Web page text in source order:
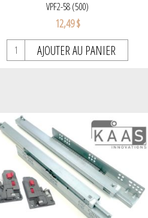
VPF2-58 (500)
12,49 $
AJOUTER AU PANIER